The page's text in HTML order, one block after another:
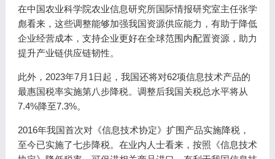
在中国农业科学院农业信息研究所国际情报研究室主任张学
彪看来，这些调整能够加强我国资源供应能力，有助于降低
企业经营成本，支持企业更好在全球范围内配置资源，助力
提升产业链供应链韧性。
此外，2023年7月1日起，我国还将对62项信息技术产品的
最惠国税率实施第八步降税。调整后我国关税总水平将从
7.4%降至7.3%。
2016年我国首次对《信息技术协定》扩围产品实施降税，
至今已实施了七步降税。在业内人士看来，按照《信息技术